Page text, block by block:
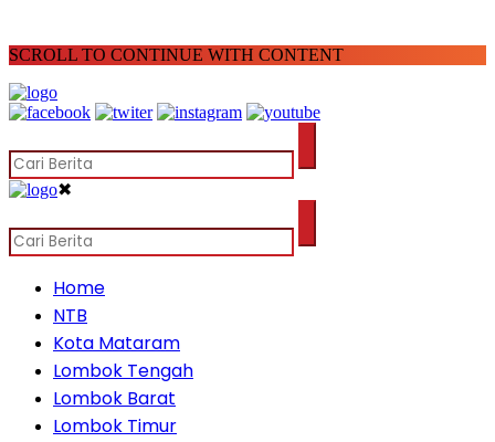
SCROLL TO CONTINUE WITH CONTENT
✖
Home
NTB
Kota Mataram
Lombok Tengah
Lombok Barat
Lombok Timur